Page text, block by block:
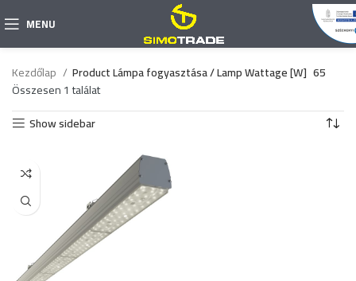
MENU
Kezdőlap Product Lámpa fogyasztása / Lamp Wattage [W] 65
Összesen 1 találat
Show sidebar